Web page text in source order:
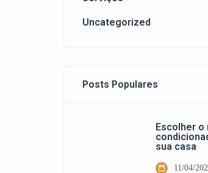
Uncategorized
Posts Populares
Escolher o
sua casa
11/04/